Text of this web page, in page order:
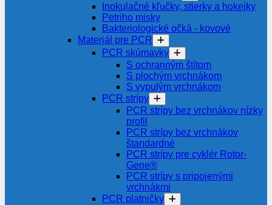
Inokulačné kľučky, stierky a hokejky
Petriho misky
Bakteriologické očká - kovové
Materiál pre PCR
PCR skúmavky
S ochranným štítom
S plochým vrchnákom
S vypulým vrchnákom
PCR strípy
PCR strípy bez vrchnákov nízky
profil
PCR strípy bez vrchnákov
štandardné
PCR strípy pre cyklér Rotor-
Gene®
PCR strípy s pripojenými
vrchnákmi
PCR platničky